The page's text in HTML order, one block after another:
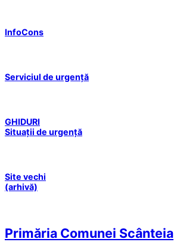
InfoCons
Serviciul de urgență
GHIDURI
Situații de urgență
Site vechi
(arhivă)
Primăria Comunei Scânteia